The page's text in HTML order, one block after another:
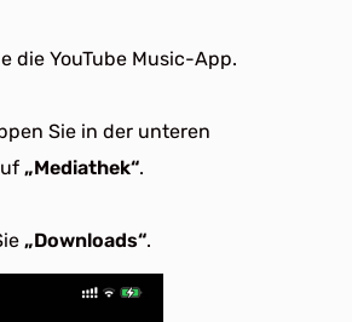
die YouTube Music-App.
Sie in der unteren
„Mediathek“.
„Downloads“.